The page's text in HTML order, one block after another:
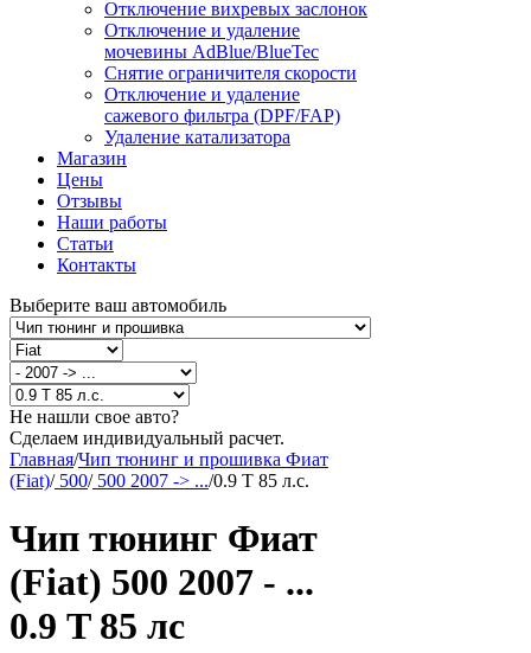
Отключение вихревых заслонок
Отключение и удаление
мочевины AdBlue/BlueTec
Снятие ограничителя скорости
Отключение и удаление
сажевого фильтра (DPF/FAP)
Удаление катализатора
Магазин
Цены
Отзывы
Наши работы
Статьи
Контакты
Выберите ваш автомобиль
Не нашли свое авто?
Сделаем индивидуальный расчет.
Главная/Чип тюнинг и прошивка Фиат
(Fiat)/500/500 2007 -> .../0.9 T 85 л.с.
Чип тюнинг Фиат
(Fiat) 500 2007 - ...
0.9 T 85 лс